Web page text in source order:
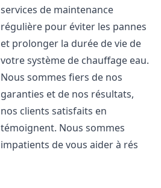
services de maintenance
régulière pour éviter les pannes
et prolonger la durée de vie de
votre système de chauffage eau.
Nous sommes fiers de nos
garanties et de nos résultats,
nos clients satisfaits en
témoignent. Nous sommes
impatients de vous aider à rés